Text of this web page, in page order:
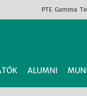
PTE Gamma
ALUMNI